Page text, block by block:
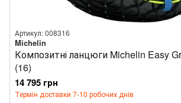
Артикул: 008316
Michelin
Композитні ланцюги Michelin Easy
(16)
14 795 грн
Термін доставки 7-10 робочих днів